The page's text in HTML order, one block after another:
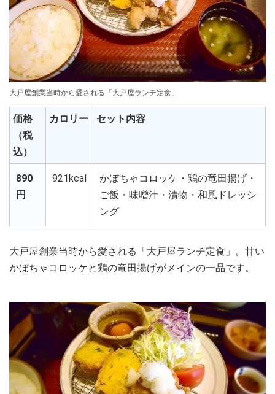
大戸屋創業当時から愛される「大戸屋ランチ定食」
価格
（税
込）
カロリー セット内容
890
円
921kcal
かぼちゃコロッケ・鶏の竜田揚げ・
ご飯・味噌汁・漬物・和風ドレッシ
ング
大戸屋創業当時から愛される「大戸屋ランチ定食」。甘い
かぼちゃコロッケと鶏の竜田揚げがメインの一品です。